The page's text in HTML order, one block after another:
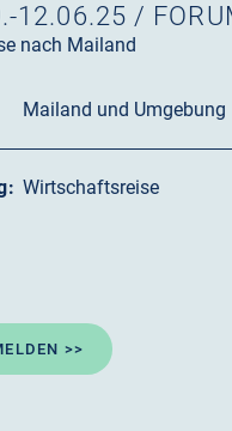
12.06.25 /
nach Mailand
Mailand und Umgebung
Wirtschaftsreise
>>